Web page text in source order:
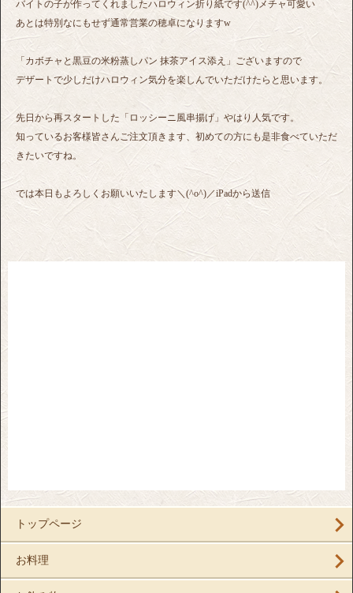
バイトの子が作ってくれましたハロウィン折り紙です(^^)メチャ可愛い
あとは特別なにもせず通常営業の穂卓になりますw
「カボチャと黒豆の米粉蒸しパン 抹茶アイス添え」ございますので
デザートで少しだけハロウィン気分を楽しんでいただけたらと思います。
先日から再スタートした「ロッシーニ風串揚げ」やはり人気です。
知っているお客様皆さんご注文頂きます、初めての方にも是非食べていただ
きたいですね。
では本日もよろしくお願いいたします＼(^o^)／iPadから送信
トップページ
お料理